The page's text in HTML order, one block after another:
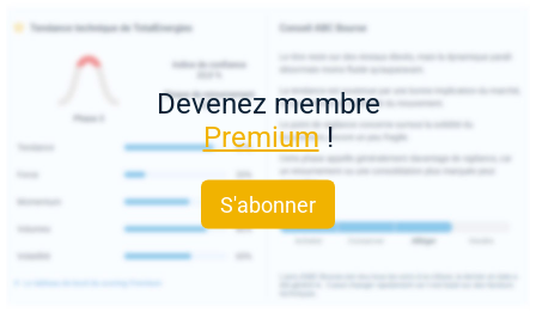
Devenez membre
Premium!
S'abonner